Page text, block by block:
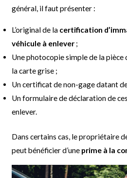
général, il faut présenter :
L’original de la certification
véhicule à enlever;
Une photocopie simple de la
la carte grise ;
Un certificat de non-gage datant
Un formulaire de déclaration de
enlever.
Dans certains cas, le propriétaire
peut bénéficier d’une prime à la